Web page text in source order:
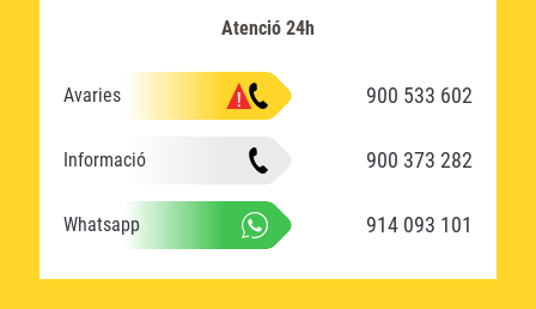
Atenció 24h
Avaries 900 533 602
Informació 900 373 282
Whatsapp 914 093 101